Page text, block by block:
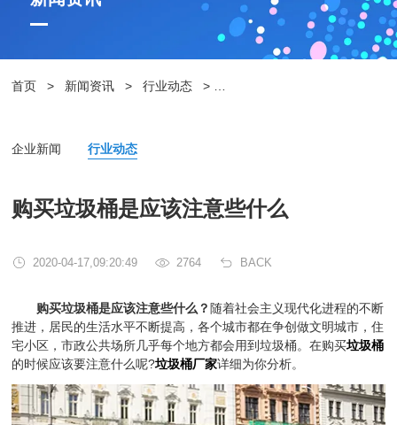
首页 > 新闻资讯 > 行业动态 >
企业新闻 行业动态
购买垃圾桶是应该注意些什么
2020-04-17,09:20:49 2764 BACK
购买垃圾桶是应该注意些什么？ 随着社会主义现代化进程的不断
推进，居民的生活水平不断提高，各个城市都在争创做文明城市，住
宅小区，市政公共场所几乎每个地方都会用到垃圾桶。在购买垃圾桶
的时候应该要注意什么呢?垃圾桶厂家详细为你分析。